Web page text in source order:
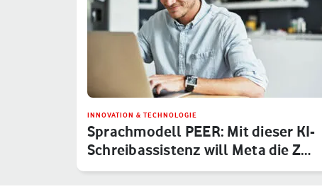
INNOVATION & TECHNOLOGIE
Sprachmodell PEER: Mit dieser KI-
Schreibassistenz will Meta die Z…